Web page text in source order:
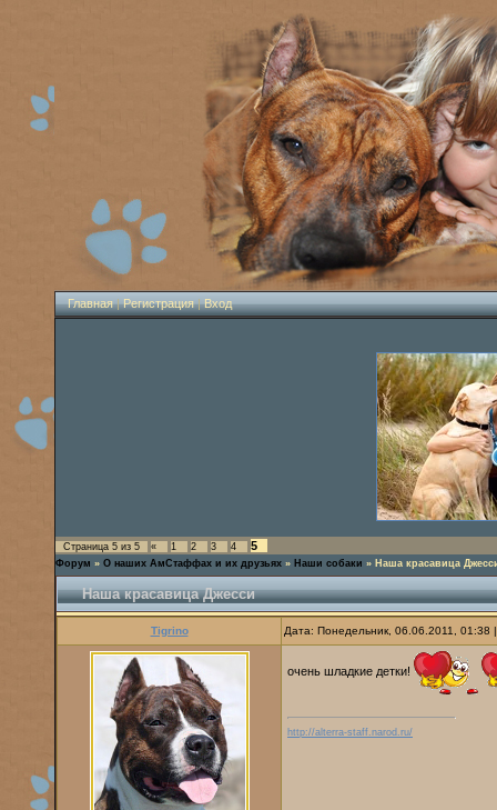
Главная|Регистрация|Вход
Страница 5 из 5 « 1 2 3 4 5
Форум » О наших АмСтаффах и их друзьях » Наши собаки » Наша красавица
Наша красавица Джесси
Tigrino Дата: Понедельник, 06.06.2011,
очень шладкие детки!
http://alterra-staff.narod.ru/